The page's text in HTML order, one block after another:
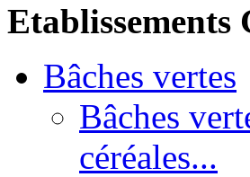
Etablissements
Bâches vertes
Bâches
céréales...